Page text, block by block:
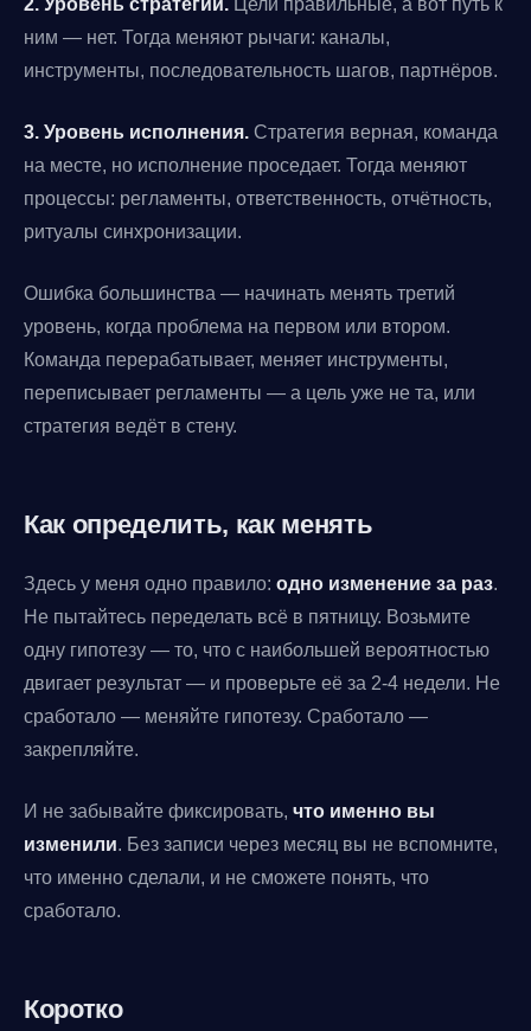
ним — нет. Тогда меняют рычаги: каналы,
инструменты, последовательность шагов, партнёров.
3. Уровень исполнения. Стратегия верная, команда
на месте, но исполнение проседает. Тогда меняют
процессы: регламенты, ответственность, отчётность,
ритуалы синхронизации.
Ошибка большинства — начинать менять третий
уровень, когда проблема на первом или втором.
Команда перерабатывает, меняет инструменты,
переписывает регламенты — а цель уже не та, или
стратегия ведёт в стену.
Как определить, какменять
Здесь у меня одно правило: одно изменение за раз.
Не пытайтесь переделать всё в пятницу. Возьмите
одну гипотезу — то, что с наибольшей вероятностью
двигает результат — и проверьте её за 2-4 недели. Не
сработало — меняйте гипотезу. Сработало —
закрепляйте.
И не забывайте фиксировать, что именно вы
изменили. Без записи через месяц вы не вспомните,
что именно сделали, и не сможете понять, что
сработало.
Коротко